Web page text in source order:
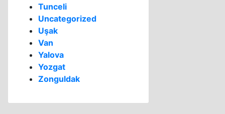
Tunceli
Uncategorized
Uşak
Van
Yalova
Yozgat
Zonguldak